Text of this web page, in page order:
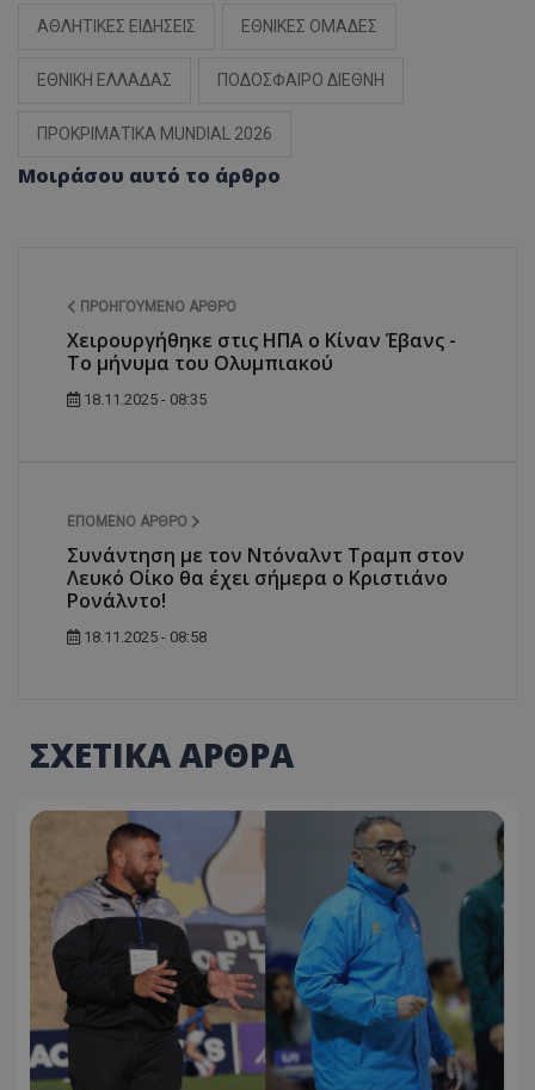
ΑΘΛΗΤΙΚΕΣ ΕΙΔΗΣΕΙΣ ΕΘΝΙΚΕΣ ΟΜΑΔΕΣ
ΕΘΝΙΚΗ ΕΛΛΑΔΑΣ ΠΟΔΟΣΦΑΙΡΟ ΔΙΕΘΝΗ
ΠΡΟΚΡΙΜΑΤΙΚΑ MUNDIAL 2026
Μοιράσου αυτό το άρθρο
ΠΡΟΗΓΟΎΜΕΝΟ ΆΡΘΡΟ
Χειρουργήθηκε στις ΗΠΑ ο Κίναν Έβανς -
Το μήνυμα του Ολυμπιακού
18.11.2025 - 08:35
ΕΠΌΜΕΝΟ ΆΡΘΡΟ
Συνάντηση με τον Ντόναλντ Τραμπ στον
Λευκό Οίκο θα έχει σήμερα ο Κριστιάνο
Ρονάλντο!
18.11.2025 - 08:58
ΣΧΕΤΙΚΑ ΑΡΘΡΑ